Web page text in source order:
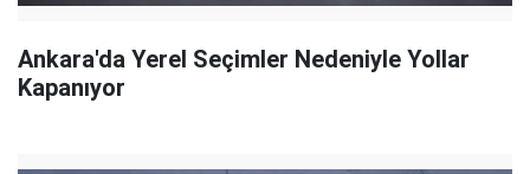
Ankara'da Yerel Seçimler Nedeniyle Yollar
Kapanıyor